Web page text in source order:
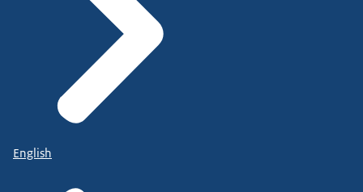
English